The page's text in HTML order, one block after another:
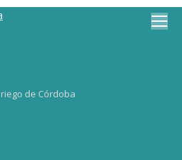
de Córdoba